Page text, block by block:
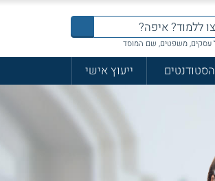
עסקים, משפטים, שם המוסד
ייעוץ אישי